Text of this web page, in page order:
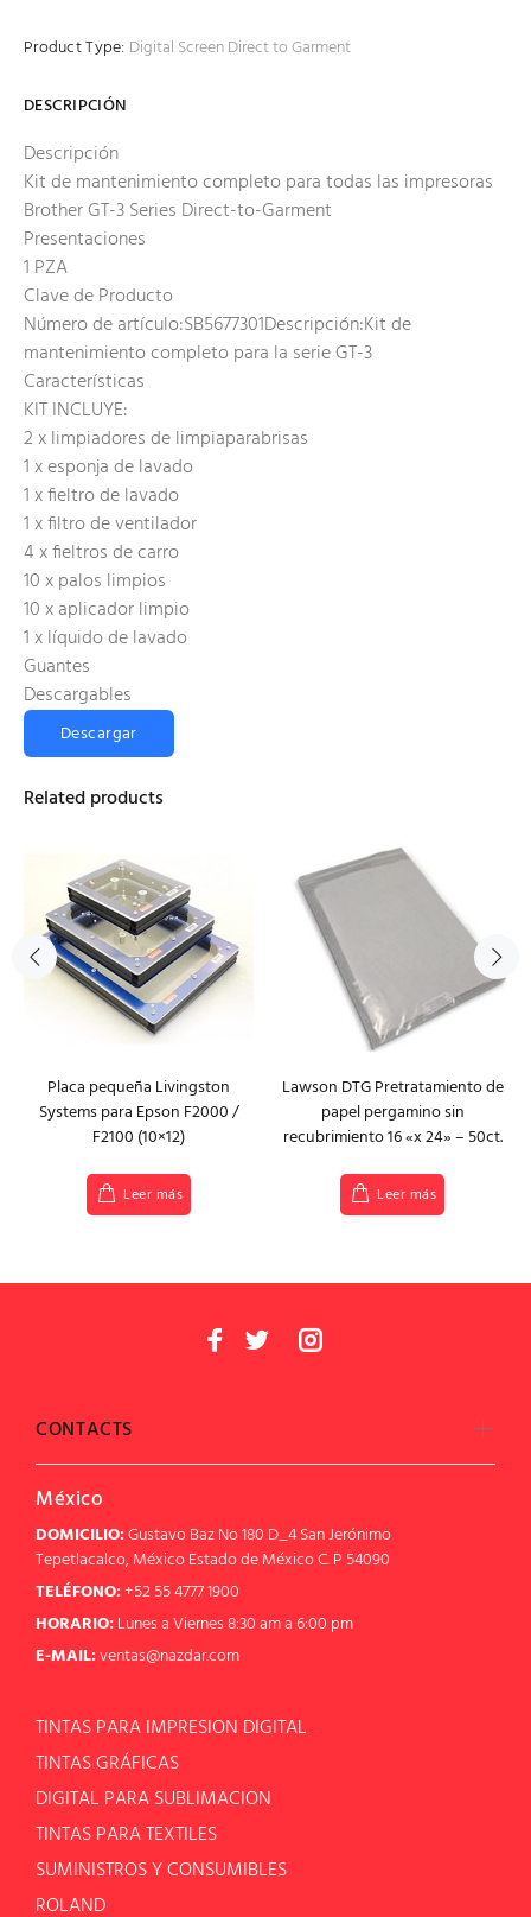
Product Type: Digital Screen Direct to Garment
DESCRIPCIÓN
Descripción
Kit de mantenimiento completo para todas las impresoras
Brother GT-3 Series Direct-to-Garment
Presentaciones
1 PZA
Clave de Producto
Número de artículo:SB5677301Descripción:Kit de
mantenimiento completo para la serie GT-3
Características
KIT INCLUYE:
2 x limpiadores de limpiaparabrisas
1 x esponja de lavado
1 x fieltro de lavado
1 x filtro de ventilador
4 x fieltros de carro
10 x palos limpios
10 x aplicador limpio
1 x líquido de lavado
Guantes
Descargables
Descargar
Related products
Placa pequeña Livingston
Systems para Epson F2000 /
F2100 (10×12)
Leer más
Lawson DTG Pretratamiento de
papel pergamino sin
recubrimiento 16 «x 24» – 50ct.
Leer más
CONTACTS
México
DOMICILIO:Gustavo Baz No 180 D_4 San Jerónimo
Tepetlacalco, México Estado de México C. P 54090
TELÉFONO:+52 55 4777 1900
HORARIO: Lunes a Viernes 8:30 am a 6:00 pm
E-MAIL:ventas@nazdar.com
TINTAS PARA IMPRESION DIGITAL
TINTAS GRÁFICAS
DIGITAL PARA SUBLIMACION
TINTAS PARA TEXTILES
SUMINISTROS Y CONSUMIBLES
ROLAND